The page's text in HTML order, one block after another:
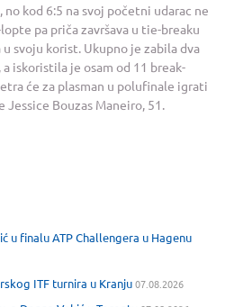
kod 6:5 na svoj početni udarac ne
pa priča završava u tie-breaku
svoju korist. Ukupno je zabila dva
iskoristila je osam od 11 break-
će za plasman u polufinale igrati
Bouzas Maneiro, 51.
u finalu ATP Challengera u Hagenu
ITF turnira u Kranju07.08.2026